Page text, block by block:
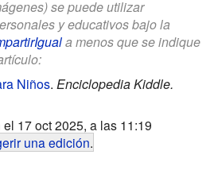
se puede utilizar
y educativos bajo la
a menos que se indique
Niños. Enciclopedia Kiddle.
17 oct 2025, a las 11:19
una edición.